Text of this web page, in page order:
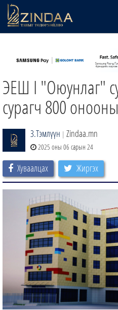
ТВ8
ӨГЛӨӨНИЙ СОНИН
АУДИО ЗОХИОЛ
ЗИНДАА СЭТГҮҮЛ
ЭЕШ I "Оюунлаг"
сурагч 800
З.Тэмлүүн | Zindaa.mn
2025 оны 06 сарын 24
Хуваалцах Жиргэх